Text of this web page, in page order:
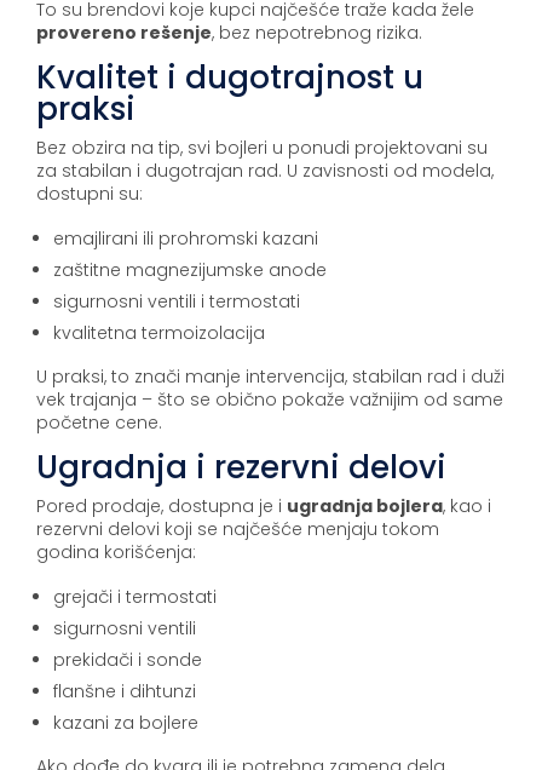
To su brendovi koje kupci najčešće traže kada žele
provereno rešenje, bez nepotrebnog rizika.
Kvalitet i dugotrajnost u
praksi
Bez obzira na tip, svi bojleri u ponudi projektovani su
za stabilan i dugotrajan rad. U zavisnosti od modela,
dostupni su:
emajlirani ili prohromski kazani
zaštitne magnezijumske anode
sigurnosni ventili i termostati
kvalitetna termoizolacija
U praksi, to znači manje intervencija, stabilan rad i duži
vek trajanja – što se obično pokaže važnijim od same
početne cene.
Ugradnja i rezervni delovi
Pored prodaje, dostupna je i ugradnja bojlera, kao i
rezervni delovi koji se najčešće menjaju tokom
godina korišćenja:
grejači i termostati
sigurnosni ventili
prekidači i sonde
flanšne i dihtunzi
kazani za bojlere